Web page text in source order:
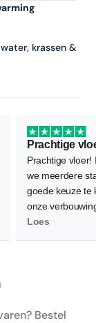
krassen &
Prachtige
Prachtige vloer!
we meerdere
goede keuze te
onze
waardoor de
Loes
Bestel